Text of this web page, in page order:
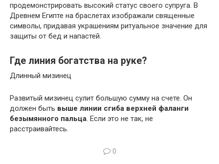
продемонстрировать высокий статус своего супруга. В
Древнем Египте на браслетах изображали священные
символы, придавая украшениям ритуальное значение для
защиты от бед и напастей.
Где линия богатства на руке?
Длинный мизинец
Развитый мизинец сулит большую сумму на счете. Он
должен быть выше линии сгиба верхней фаланги
безымянного пальца. Если это не так, не
расстраивайтесь.
0